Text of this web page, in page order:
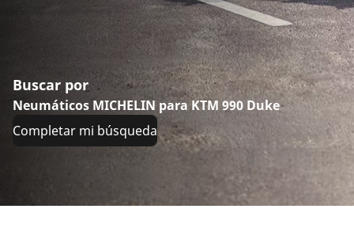
Buscar por
Neumáticos MICHELIN para KTM 990 Duke
Completar mi búsqueda